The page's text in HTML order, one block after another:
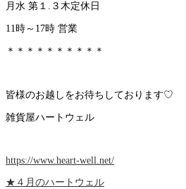
月水 第１.３木定休日
11時～17時 営業
＊＊＊＊＊＊＊＊＊＊
皆様のお越しをお待ちしております♡
雑貨屋ハートウェル
https://www.heart-well.net/
★４月のハートウェル